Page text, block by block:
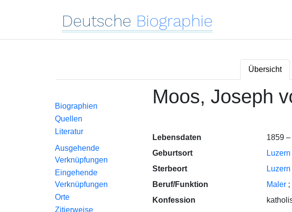
Deutsche Biographie
Übersicht
Biographien
Quellen
Literatur
Ausgehende
Verknüpfungen
Eingehende
Verknüpfungen
Orte
Zitierweise
Moos, Joseph
Lebensdaten
1859
Geburtsort
Luzern
Sterbeort
Luzern
Beruf/Funktion
Maler ;
Konfession